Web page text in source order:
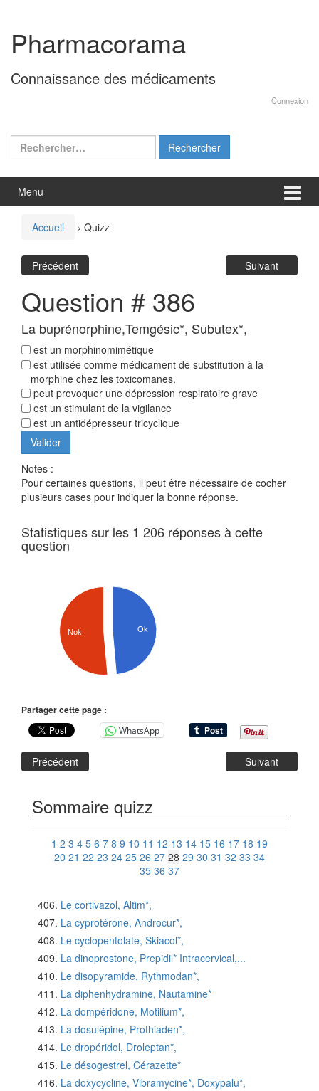
contenu
menu
principal
Pharmacorama
Connaissance des médicaments
Connexion
Rechercher :
Menu
Accueil › Quizz
Précédent Suivant
Question # 386
La buprénorphine,Temgésic*, Subutex*,
est un morphinomimétique
est utilisée comme médicament de substitution à la
morphine chez les toxicomanes.
peut provoquer une dépression respiratoire grave
est un stimulant de la vigilance
est un antidépresseur tricyclique
Notes :
Pour certaines questions, il peut être nécessaire de cocher
plusieurs cases pour indiquer la bonne réponse.
Statistiques sur les 1 206 réponses à cette
question
Ok
Nok
Partager cette page :
WhatsApp
Précédent Suivant
Sommaire quizz
1 2 3 4 5 6 7 8 9 10 11 12 13 14 15 16 17 18 19
20 21 22 23 24 25 26 27 28 29 30 31 32 33 34
35 36 37
Le cortivazol, Altim*,
La cyprotérone, Androcur*,
Le cyclopentolate, Skiacol*,
La dinoprostone, Prepidil* Intracervical,...
Le disopyramide, Rythmodan*,
La diphenhydramine, Nautamine*
La dompéridone, Motilium*,
La dosulépine, Prothiaden*,
Le dropéridol, Droleptan*,
Le désogestrel, Cérazette*
La doxycycline, Vibramycine*, Doxypalu*,